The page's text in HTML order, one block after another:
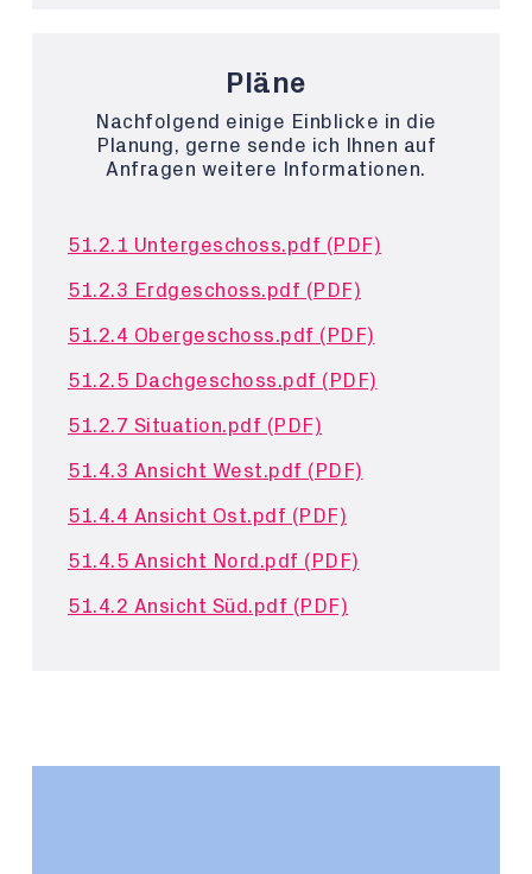
Pläne
Nachfolgend einige Einblicke in die
Planung, gerne sende ich Ihnen auf
Anfragen weitere Informationen.
51.2.1 Untergeschoss.pdf (PDF)
51.2.3 Erdgeschoss.pdf (PDF)
51.2.4 Obergeschoss.pdf (PDF)
51.2.5 Dachgeschoss.pdf (PDF)
51.2.7 Situation.pdf (PDF)
51.4.3 Ansicht West.pdf (PDF)
51.4.4 Ansicht Ost.pdf (PDF)
51.4.5 Ansicht Nord.pdf (PDF)
51.4.2 Ansicht Süd.pdf (PDF)